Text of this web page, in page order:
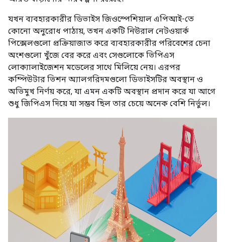
যখন ব্যবহারকারীর ডিভাইস জিওস্পেশিয়াল এপিআই-তে
কোনো অনুরোধ পাঠায়, তখন একটি নিউরাল নেটওয়ার্ক
পিক্সেলগুলো প্রক্রিয়াজাত করে ব্যবহারকারীর পরিবেশের চেনা
অংশগুলো খুঁজে বের করে এবং সেগুলোকে ভিপিএস
লোক্যালাইজেশন মডেলের সাথে মিলিয়ে নেয়। এরপর
কম্পিউটার ভিশন অ্যালগরিদমগুলো ডিভাইসটির অবস্থান ও
অভিমুখ নির্ণয় করে, যা এমন একটি অবস্থান প্রদান করে যা আগে
শুধু জিপিএস দিয়ে যা সম্ভব ছিল তার চেয়ে অনেক বেশি নির্ভুল।